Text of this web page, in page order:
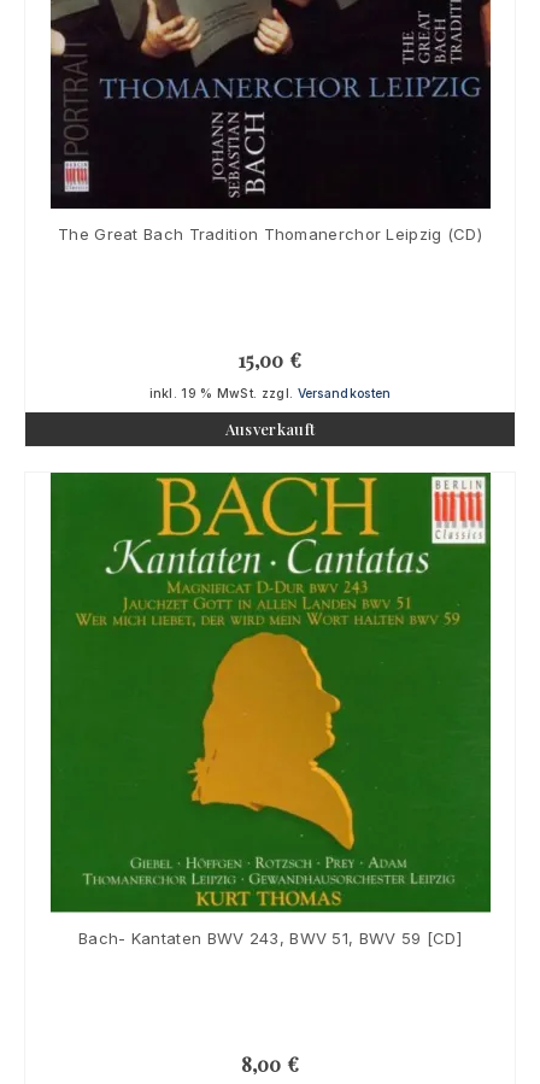
The Great Bach Tradition Thomanerchor Leipzig (CD)
15,00 €
inkl. 19 % MwSt. zzgl. Versandkosten
Ausverkauft
Bach- Kantaten BWV 243, BWV 51, BWV 59 [CD]
8,00 €